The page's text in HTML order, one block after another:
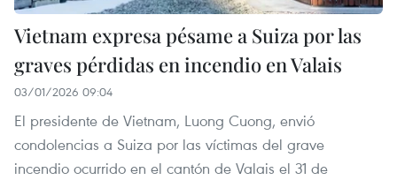
Vietnam expresa pésame a Suiza por las
graves pérdidas en incendio en Valais
03/01/2026 09:04
El presidente de Vietnam, Luong Cuong, envió
condolencias a Suiza por las víctimas del grave
incendio ocurrido en el cantón de Valais el 31 de